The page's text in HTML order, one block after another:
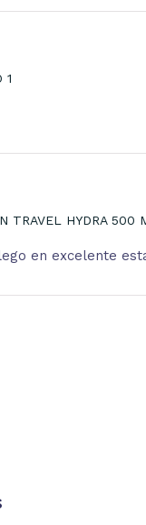
1
TRAVEL HYDRA 500
en excelente